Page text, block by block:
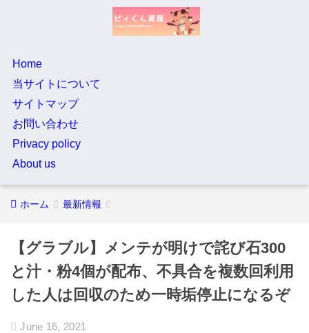
Home
当サイトについて
サイトマップ
お問い合わせ
Privacy policy
About us
ホーム 最新情報
【グラブル】メンテが明けで詫び石300
と汁・粉4個が配布、不具合を複数回利用
した人は回収のため一時垢停止になるぞ
June 16, 2021